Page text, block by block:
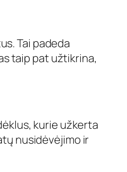
Tai padeda
taip pat užtikrina,
kurie užkerta
nusidėvėjimo ir